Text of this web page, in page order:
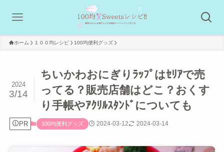
ホーム １００均レシピ 100均便利グッズ
ちいかわおにぎりﾗｯﾌﾟはｾﾘｱで売
ってる？販売店舗はどこ？おくす
り手帳やｱｸﾘﾙｽﾀﾝﾄﾞについても
2024
3/14
PR 100均便利グッズ 2024-03-12 2024-03-14